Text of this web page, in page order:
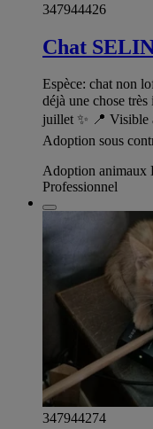
347944426
Chat
Espèce: chat non
déjà une chose
juillet ✨ 📍 Visible
Adoption sous
Adoption animaux
Professionnel
347944274